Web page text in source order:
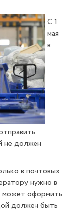
С 1
мая
в
не должен
в почтовых
нужно в
может оформить
должен быть